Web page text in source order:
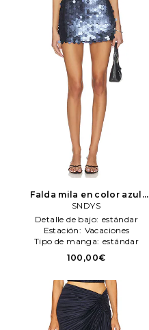
Falda mila en color azul
mareno SNDYS
SNDYS
Detalle de bajo: estándar
Estación: Vacaciones
Tipo de manga: estándar
100,00€